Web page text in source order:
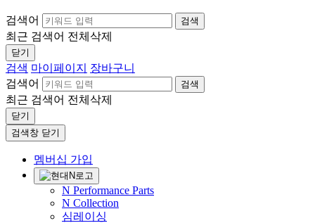
검색어 검색
최근 검색어 전체삭제
닫기
검색 마이페이지
장바구니
검색어
검색
최근 검색어 전체삭제
닫기
검색창 닫기
멤버십 가입
N Performance Parts
N Collection
심레이싱